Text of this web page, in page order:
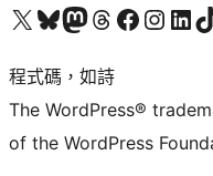
查看我們的 X (之前的 Twitter) 帳號造訪我們的 Bluesky 帳號造訪我們的 Mastodon 帳號造訪我們的 Threads 帳號 造訪我們的 Facebook 粉絲專頁Visit ourVisit our造訪我們的
程式碼，如詩
The WordPress®
of the WordPress